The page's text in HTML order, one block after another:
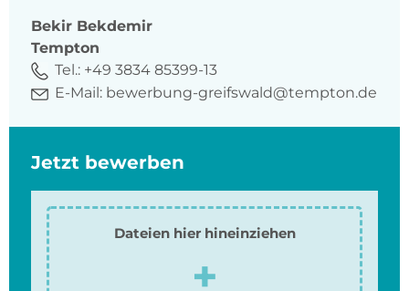
Bekir Bekdemir
Tempton
Tel.: +49 3834 85399-13
E-Mail: bewerbung-greifswald@tempton.de
Jetzt bewerben
Dateien hier hineinziehen